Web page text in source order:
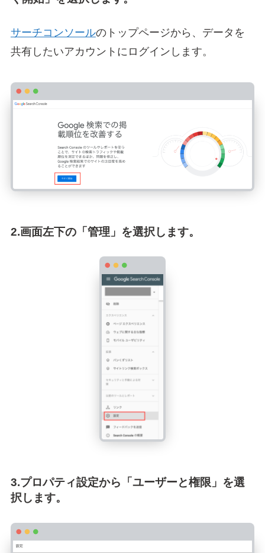
サーチコンソールのトップページから、データを
共有したいアカウントにログインします。
2.画面左下の「管理」を選択します。
3.プロパティ設定から「ユーザーと権限」を選
択します。